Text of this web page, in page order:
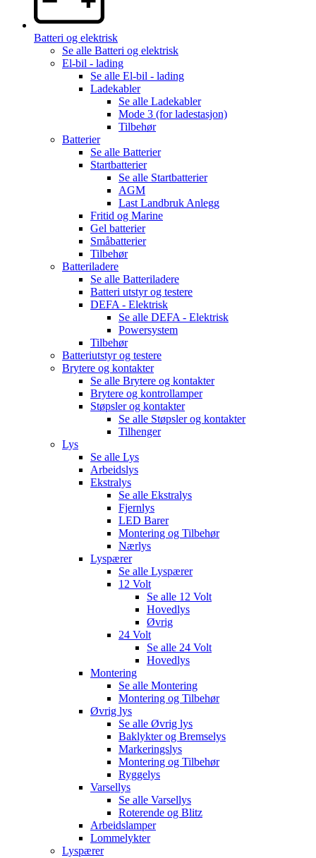
Batteri og elektrisk
Se alle Batteri og elektrisk
El-bil - lading
Se alle El-bil - lading
Ladekabler
Se alle Ladekabler
Mode 3 (for ladestasjon)
Tilbehør
Batterier
Se alle Batterier
Startbatterier
Se alle Startbatterier
AGM
Last Landbruk Anlegg
Fritid og Marine
Gel batterier
Småbatterier
Tilbehør
Batteriladere
Se alle Batteriladere
Batteri utstyr og testere
DEFA - Elektrisk
Se alle DEFA - Elektrisk
Powersystem
Tilbehør
Batteriutstyr og testere
Brytere og kontakter
Se alle Brytere og kontakter
Brytere og kontrollamper
Støpsler og kontakter
Se alle Støpsler og kontakter
Tilhenger
Lys
Se alle Lys
Arbeidslys
Ekstralys
Se alle Ekstralys
Fjernlys
LED Barer
Montering og Tilbehør
Nærlys
Lyspærer
Se alle Lyspærer
12 Volt
Se alle 12 Volt
Hovedlys
Øvrig
24 Volt
Se alle 24 Volt
Hovedlys
Montering
Se alle Montering
Montering og Tilbehør
Øvrig lys
Se alle Øvrig lys
Baklykter og Bremselys
Markeringslys
Montering og Tilbehør
Ryggelys
Varsellys
Se alle Varsellys
Roterende og Blitz
Arbeidslamper
Lommelykter
Lyspærer